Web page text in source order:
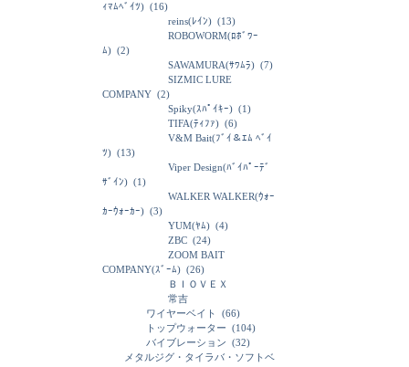
ｨﾏﾑﾍﾞｲﾂ) (16)
reins(ﾚｲﾝ) (13)
ROBOWORM(ﾛﾎﾞﾜｰ
ﾑ) (2)
SAWAMURA(ｻﾜﾑﾗ) (7)
SIZMIC LURE
COMPANY (2)
Spiky(ｽﾊﾟｲｷｰ) (1)
TIFA(ﾃｨﾌｧ) (6)
V&M Bait(ﾌﾞｲ＆ｴﾑ ﾍﾞｲ
ﾂ) (13)
Viper Design(ﾊﾞｲﾊﾟｰﾃﾞ
ｻﾞｲﾝ) (1)
WALKER WALKER(ｳｫｰ
ｶｰｳｫｰｶｰ) (3)
YUM(ﾔﾑ) (4)
ZBC (24)
ZOOM BAIT
COMPANY(ｽﾞｰﾑ) (26)
ＢＩＯＶＥＸ
常吉
ワイヤーベイト
(66)
トップウォーター (104)
バイブレーション (32)
メタルジグ・タイラバ・ソフトベ